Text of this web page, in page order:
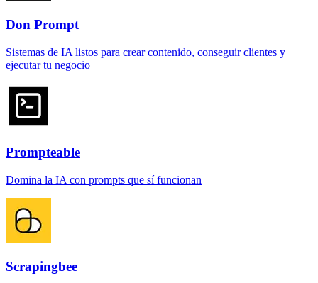
Don Prompt
Sistemas de IA listos para crear contenido, conseguir clientes y
ejecutar tu negocio
Prompteable
Domina la IA con prompts que sí funcionan
Scrapingbee